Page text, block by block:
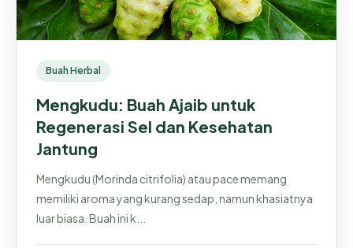
Buah Herbal
Mengkudu: Buah Ajaib untuk
Regenerasi Sel dan Kesehatan
Jantung
Mengkudu (Morinda citrifolia) atau pace memang
memiliki aroma yang kurang sedap, namun khasiatnya
luar biasa. Buah ini k...